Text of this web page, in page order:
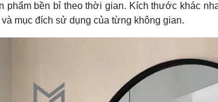
phẩm bền bỉ theo thời gian. Kích thước khác
mục đích sử dụng của từng không gian.